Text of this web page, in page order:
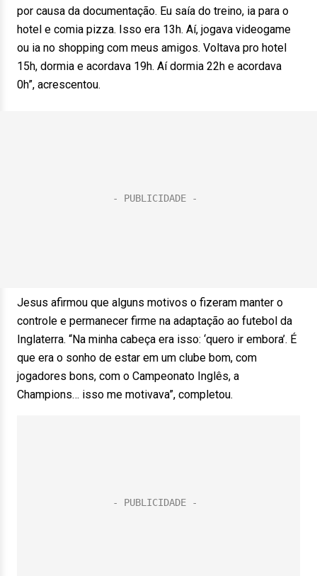
por causa da documentação. Eu saía do treino, ia para o
hotel e comia pizza. Isso era 13h. Aí, jogava videogame
ou ia no shopping com meus amigos. Voltava pro hotel
15h, dormia e acordava 19h. Aí dormia 22h e acordava
0h”, acrescentou.
Jesus afirmou que alguns motivos o fizeram manter o
controle e permanecer firme na adaptação ao futebol da
Inglaterra. “Na minha cabeça era isso: ‘quero ir embora’. É
que era o sonho de estar em um clube bom, com
jogadores bons, com o Campeonato Inglês, a
Champions… isso me motivava”, completou.